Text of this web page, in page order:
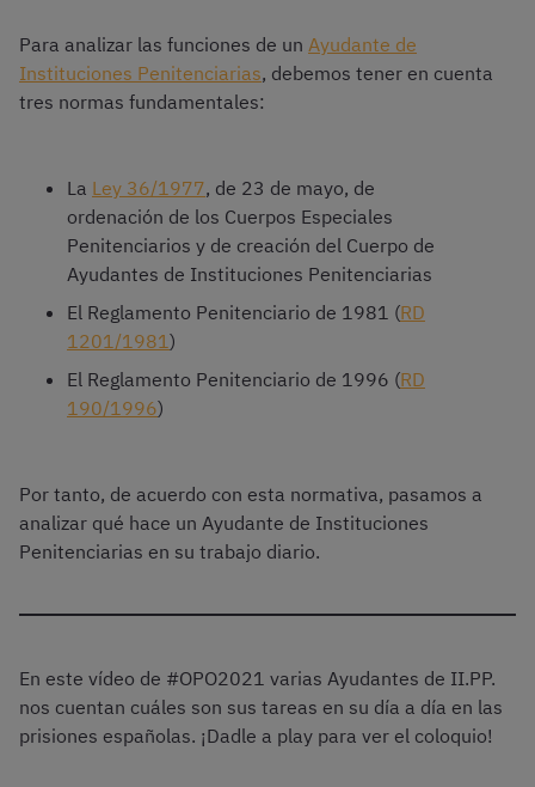
Para analizar las funciones de un Ayudante de
Instituciones Penitenciarias, debemos tener en cuenta
tres normas fundamentales:
La Ley 36/1977, de 23 de mayo, de
ordenación de los Cuerpos Especiales
Penitenciarios y de creación del Cuerpo de
Ayudantes de Instituciones Penitenciarias
El Reglamento Penitenciario de 1981 (RD
1201/1981)
El Reglamento Penitenciario de 1996 (RD
190/1996)
Por tanto, de acuerdo con esta normativa, pasamos a
analizar qué hace un Ayudante de Instituciones
Penitenciarias en su trabajo diario.
En este vídeo de #OPO2021 varias Ayudantes de II.PP.
nos cuentan cuáles son sus tareas en su día a día en las
prisiones españolas. ¡Dadle a play para ver el coloquio!